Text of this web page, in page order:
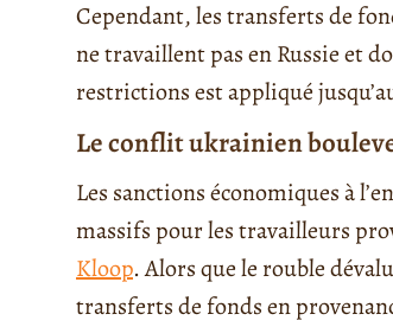
Cependant, les transferts de
ne travaillent pas en Russie et
restrictions est appliqué
Le conflit ukrainien
Les sanctions économiques à
massifs pour les travailleurs
Kloop. Alors que le rouble
transferts de fonds en